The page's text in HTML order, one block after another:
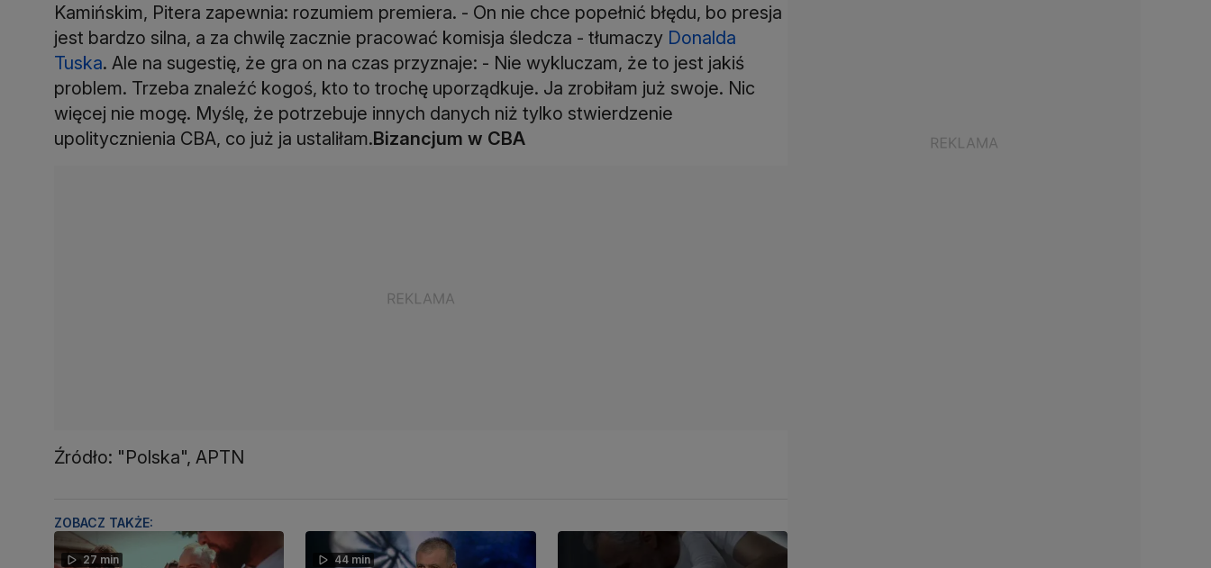
Kamińskim, Pitera zapewnia: rozumiem premiera. - On nie chce popełnić błędu, bo presja
jest bardzo silna, a za chwilę zacznie pracować komisja śledcza - tłumaczy Donalda
Tuska. Ale na sugestię, że gra on na czas przyznaje: - Nie wykluczam, że to jest jakiś
problem. Trzeba znaleźć kogoś, kto to trochę uporządkuje. Ja zrobiłam już swoje. Nic
więcej nie mogę. Myślę, że potrzebuje innych danych niż tylko stwierdzenie
upolitycznienia CBA, co już ja ustaliłam.Bizancjum w CBA
Źródło: "Polska", APTN
ZOBACZ TAKŻE:
27 min 44 min